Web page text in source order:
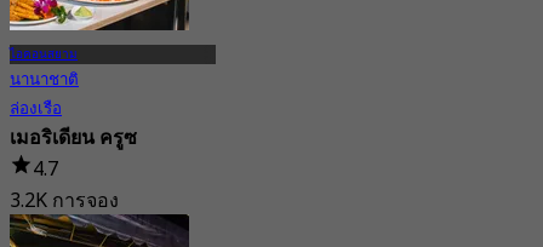
ไอคอนสยาม
นานาชาติ
ล่องเรือ
เมอริเดียน ครูซ
4.7
3.2K การจอง
จาก฿ 650